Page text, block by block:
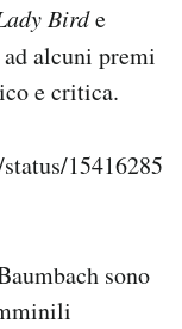
Birde
alcuni premi
e critica.
15416285
sono